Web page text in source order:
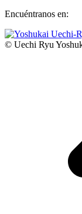
Encuéntranos en:
Facebook
page
YouTube
page
Instagram
page
Whatsapp
page
© Uechi Ryu